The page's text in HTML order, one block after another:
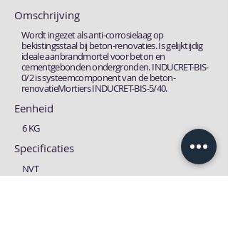
Omschrijving
Wordt ingezet als anti-corrosielaag op
bekistingsstaal bij beton-renovaties. Is gelijktijdig
ideale aanbrandmortel voor beton en
cementgebonden ondergronden. INDUCRET-BIS-
0/2 is systeemcomponent van de beton-
renovatieMortiers INDUCRET-BIS-5/40.
Eenheid
6 KG
Specificaties
NVT